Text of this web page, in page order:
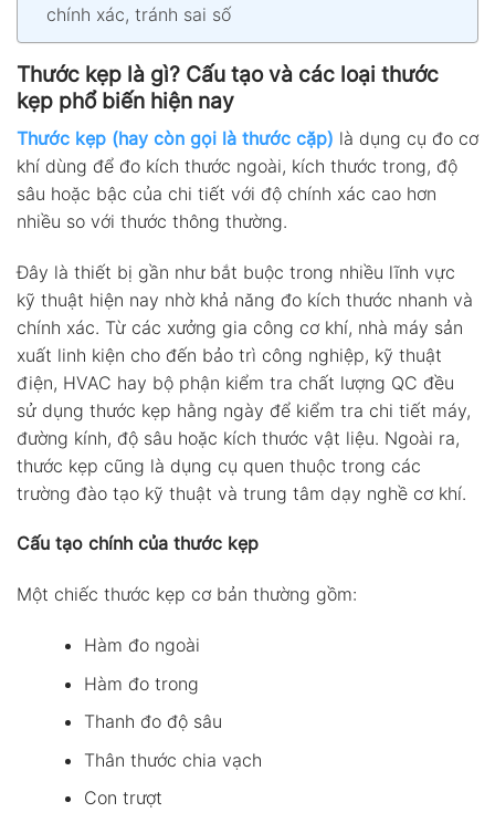
chính xác, tránh sai số
Thước kẹp là gì? Cấu tạo và các loại thước
kẹp phổ biến hiện nay
Thước kẹp (hay còn gọi là thước cặp) là dụng cụ đo cơ
khí dùng để đo kích thước ngoài, kích thước trong, độ
sâu hoặc bậc của chi tiết với độ chính xác cao hơn
nhiều so với thước thông thường.
Đây là thiết bị gần như bắt buộc trong nhiều lĩnh vực
kỹ thuật hiện nay nhờ khả năng đo kích thước nhanh và
chính xác. Từ các xưởng gia công cơ khí, nhà máy sản
xuất linh kiện cho đến bảo trì công nghiệp, kỹ thuật
điện, HVAC hay bộ phận kiểm tra chất lượng QC đều
sử dụng thước kẹp hằng ngày để kiểm tra chi tiết máy,
đường kính, độ sâu hoặc kích thước vật liệu. Ngoài ra,
thước kẹp cũng là dụng cụ quen thuộc trong các
trường đào tạo kỹ thuật và trung tâm dạy nghề cơ khí.
Cấu tạo chính của thước kẹp
Một chiếc thước kẹp cơ bản thường gồm:
Hàm đo ngoài
Hàm đo trong
Thanh đo độ sâu
Thân thước chia vạch
Con trượt